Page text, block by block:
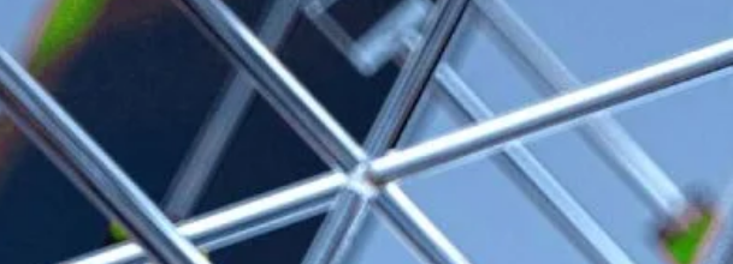
Privacy e Certificazioni ISO